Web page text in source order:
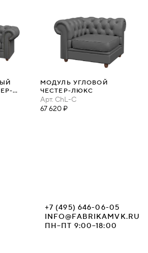
МОДУЛЬ УГЛОВОЙ
ЧЕСТЕР-ЛЮКС
Арт. ChL-C
67 620 ₽
+7 (495) 646-06-05
INFO@FABRIKAMVK.RU
ПН–ПТ 9:00–18:00